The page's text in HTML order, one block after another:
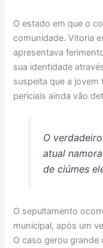
O estado em que o
comunidade. Vitoria
apresentava
sua identidade
suspeita que a jovem
periciais ainda vão
O
atual
de ciúmes
O sepultamento
municipal, após um
O caso gerou grande